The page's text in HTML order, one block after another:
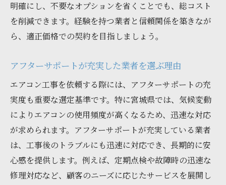
明確にし、不要なオプションを省くことでも、総コスト
を削減できます。経験を持つ業者と信頼関係を築きなが
ら、適正価格での契約を目指しましょう。
アフターサポートが充実した業者を選ぶ理由
エアコン工事を依頼する際には、アフターサポートの充
実度も重要な選定基準です。特に宮城県では、気候変動
によりエアコンの使用頻度が高くなるため、迅速な対応
が求められます。アフターサポートが充実している業者
は、工事後のトラブルにも迅速に対応でき、長期的に安
心感を提供します。例えば、定期点検や故障時の迅速な
修理対応など、顧客のニーズに応じたサービスを展開し